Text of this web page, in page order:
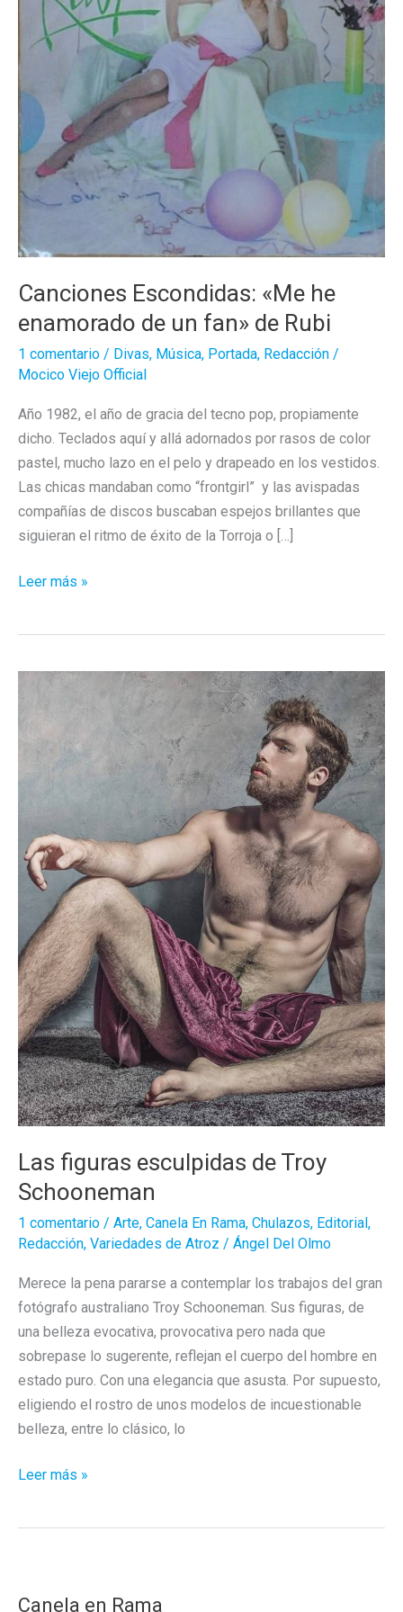
Canciones Escondidas: «Me he
enamorado de un fan» de Rubi
1 comentario / Divas, Música, Portada, Redacción /
Mocico Viejo Official
Año 1982, el año de gracia del tecno pop, propiamente
dicho. Teclados aquí y allá adornados por rasos de color
pastel, mucho lazo en el pelo y drapeado en los vestidos.
Las chicas mandaban como “frontgirl” y las avispadas
compañías de discos buscaban espejos brillantes que
siguieran el ritmo de éxito de la Torroja o […]
Canciones
enamorado
un
fan»
de
Leer más »
Las figuras esculpidas de Troy
Schooneman
1 comentario / Arte, Canela En Rama, Chulazos, Editorial,
Redacción, Variedades de Atroz / Ángel Del Olmo
Merece la pena pararse a contemplar los trabajos del gran
fotógrafo australiano Troy Schooneman. Sus figuras, de
una belleza evocativa, provocativa pero nada que
sobrepase lo sugerente, reflejan el cuerpo del hombre en
estado puro. Con una elegancia que asusta. Por supuesto,
eligiendo el rostro de unos modelos de incuestionable
belleza, entre lo clásico, lo
Las
Schooneman
Leer más »
Canela en Rama